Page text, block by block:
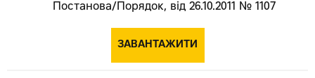
Постанова/Порядок, від 26.10.2011 № 1107
ЗАВАНТАЖИТИ